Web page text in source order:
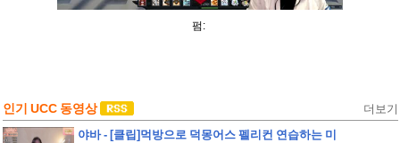
펌:
인기 UCC 동영상 더보기
야바 - [클립]먹방으로 덕몽어스 펠리컨 연습하는 미